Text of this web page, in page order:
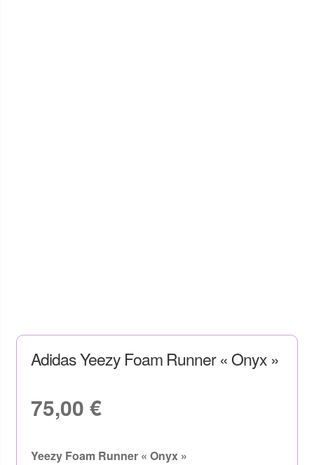
Adidas Yeezy Foam Runner « Onyx »
75,00 €
Yeezy Foam Runner « Onyx »